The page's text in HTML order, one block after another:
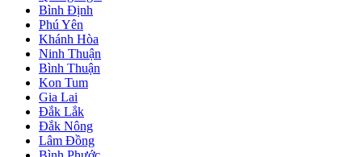
Bình Định
Phú Yên
Khánh Hòa
Ninh Thuận
Bình Thuận
Kon Tum
Gia Lai
Đắk Lắk
Đắk Nông
Lâm Đồng